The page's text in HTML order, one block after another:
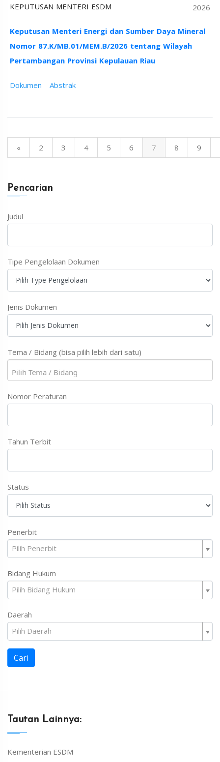
KEPUTUSAN MENTERI ESDM 2026
Keputusan Menteri Energi dan Sumber Daya Mineral
Nomor 87.K/MB.01/MEM.B/2026 tentang Wilayah
Pertambangan Provinsi Kepulauan Riau
Dokumen Abstrak
« 2 3 4 5 6 7 8 9
Pencarian
Judul
Tipe Pengelolaan Dokumen
Jenis Dokumen
Tema / Bidang (bisa pilih lebih dari satu)
Nomor Peraturan
Tahun Terbit
Status
Penerbit
Pilih Penerbit
Bidang Hukum
Pilih Bidang Hukum
Daerah
Pilih Daerah
Cari
Tautan Lainnya:
Kementerian ESDM